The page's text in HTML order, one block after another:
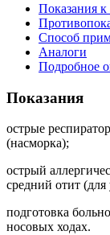
Показания
Способ
Аналоги
Подробное
Показания
острые
(насморка);
острый
средний отит
подготовка
носовых ходах.